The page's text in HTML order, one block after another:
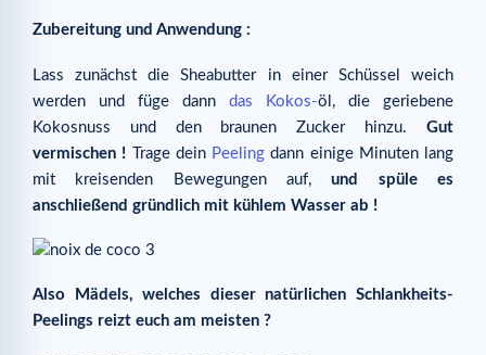
Zubereitung und Anwendung :
Lass zunächst die Sheabutter in einer Schüssel weich
werden und füge dann das Kokos-öl, die geriebene
Kokosnuss und den braunen Zucker hinzu. Gut
vermischen ! Trage dein Peeling dann einige Minuten lang
mit kreisenden Bewegungen auf,und spüle es
anschließend gründlich mit kühlem Wasser ab !
Also Mädels, welches dieser natürlichen Schlankheits-
Peelings reizt euch am meisten ?